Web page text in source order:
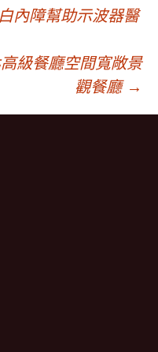
內障幫助示波器醫
級餐廳空間寬敞景
觀餐廳 →